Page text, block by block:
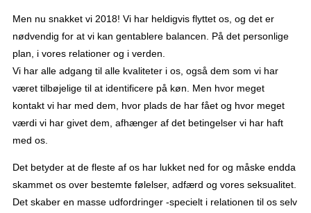
Men nu snakket vi 2018! Vi har heldigvis flyttet os, og det er
nødvendig for at vi kan gentablere balancen. På det personlige
plan, i vores relationer og i verden.
Vi har alle adgang til alle kvaliteter i os, også dem som vi har
været tilbøjelige til at identificere på køn. Men hvor meget
kontakt vi har med dem, hvor plads de har fået og hvor meget
værdi vi har givet dem, afhænger af det betingelser vi har haft
med os.
Det betyder at de fleste af os har lukket ned for og måske endda
skammet os over bestemte følelser, adfærd og vores seksualitet.
Det skaber en masse udfordringer -specielt i relationen til os selv